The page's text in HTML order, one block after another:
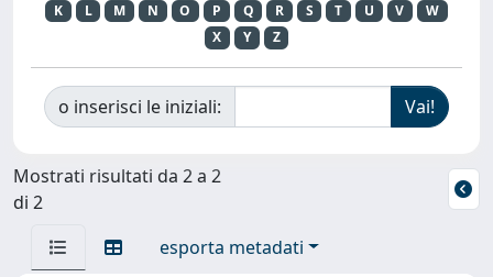
K
L M N O P Q R S T U V
W
X
Y Z
o inserisci le iniziali:
Mostrati risultati da 2 a 2
di 2
esporta metadati